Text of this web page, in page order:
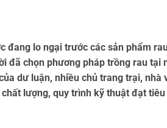
đang lo ngại trước các sản phẩm
đã chọn phương pháp trồng rau tại
dư luận, nhiều chủ trang trại,
lượng, quy trình kỹ thuật đạt tiêu